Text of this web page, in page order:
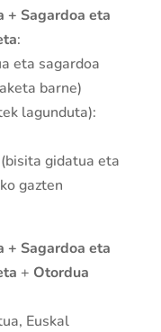
+ Sagardoa eta
:
eta sagardoa
barne)
lagunduta):
gidatua eta
gazten
+ Sagardoa eta
+ Otordua
Euskal